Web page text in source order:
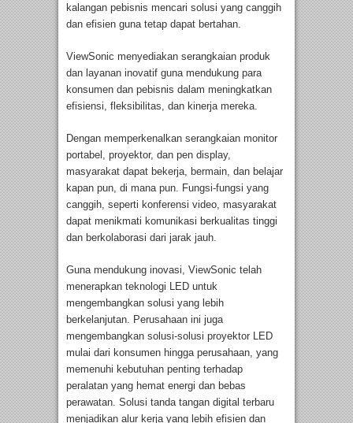
kalangan pebisnis mencari solusi yang canggih
dan efisien guna tetap dapat bertahan.
ViewSonic menyediakan serangkaian produk
dan layanan inovatif guna mendukung para
konsumen dan pebisnis dalam meningkatkan
efisiensi, fleksibilitas, dan kinerja mereka.
Dengan memperkenalkan serangkaian monitor
portabel, proyektor, dan pen display,
masyarakat dapat bekerja, bermain, dan belajar
kapan pun, di mana pun. Fungsi-fungsi yang
canggih, seperti konferensi video, masyarakat
dapat menikmati komunikasi berkualitas tinggi
dan berkolaborasi dari jarak jauh.
Guna mendukung inovasi, ViewSonic telah
menerapkan teknologi LED untuk
mengembangkan solusi yang lebih
berkelanjutan. Perusahaan ini juga
mengembangkan solusi-solusi proyektor LED
mulai dari konsumen hingga perusahaan, yang
memenuhi kebutuhan penting terhadap
peralatan yang hemat energi dan bebas
perawatan. Solusi tanda tangan digital terbaru
menjadikan alur kerja yang lebih efisien dan